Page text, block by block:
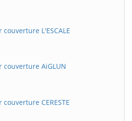
L'ESCALE
AiGLUN
CERESTE